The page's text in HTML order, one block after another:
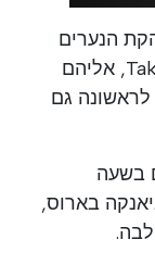
הנערים
הפורטוגזית D'ZRT והבריטית Take That, אליהם
לראשונה גם
בשעה
בארוס,